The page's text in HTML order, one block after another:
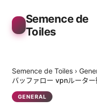
Semence de
Toiles
Semence de Toiles ›
バッファロー vpnルータ
GENERAL